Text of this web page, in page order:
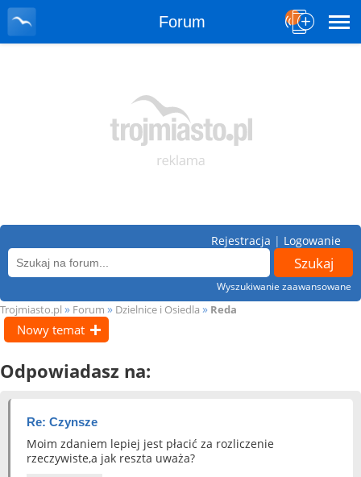
Forum
Wyszukiwanie zaawansowane
Rejestracja | Logowanie
Trojmiasto.pl » Forum » Dzielnice i Osiedla » Reda
Nowy temat
Odpowiadasz na:
Re: Czynsze
Moim zdaniem lepiej jest płacić za rozliczenie
rzeczywiste,a jak reszta uważa?